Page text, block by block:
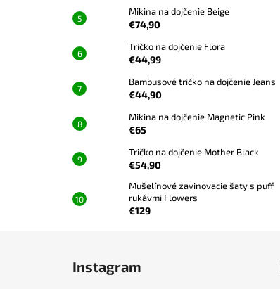
Mikina na dojčenie Beige
€74,90
Tričko na dojčenie Flora
€44,99
Bambusové tričko na dojčenie Jeans
€44,90
Mikina na dojčenie Magnetic Pink
€65
Tričko na dojčenie Mother Black
€54,90
Mušelínové zavinovacie šaty s puff
rukávmi Flowers
€129
Instagram